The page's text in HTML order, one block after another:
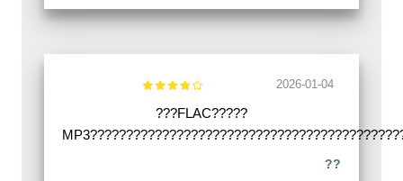
2026-01-04
???FLAC?????
??